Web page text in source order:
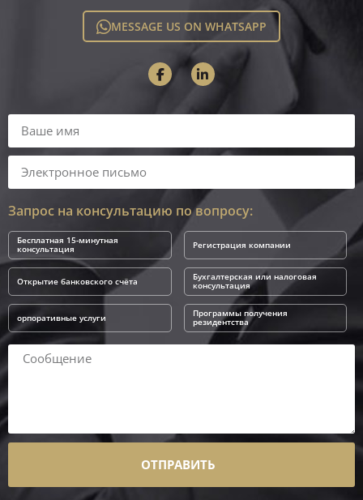
MESSAGE US ON WHATSAPP
Запрос на консультацию по вопросу:
Бесплатная 15-минутная
консультация Регистрация компании
Открытие банковского счёта Бухгалтерская или налоговая
консультация
орпоративные услуги Программы получения
резидентства
ОТПРАВИТЬ